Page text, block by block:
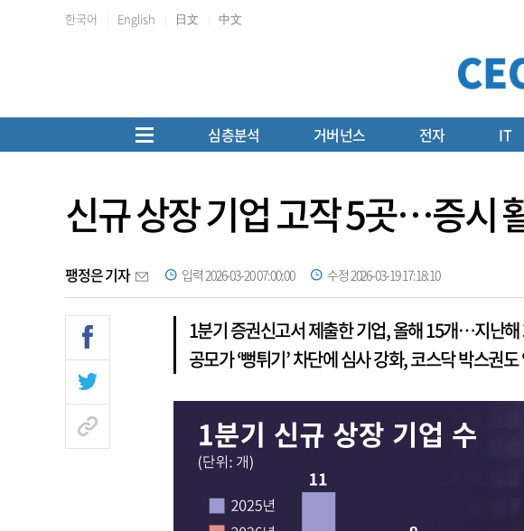
한국어 English 日文 中文
심층분석 거버넌스 전자 IT
신규 상장 기업 고작 5곳…증시
팽정은 기자 입력 2026-03-20 07:00:00 수정 2026-03-19 17:18:10
1분기 증권신고서 제출한 기업, 올해 15개…지난해
공모가 ‘뻥튀기’ 차단에 심사 강화, 코스닥 박스권